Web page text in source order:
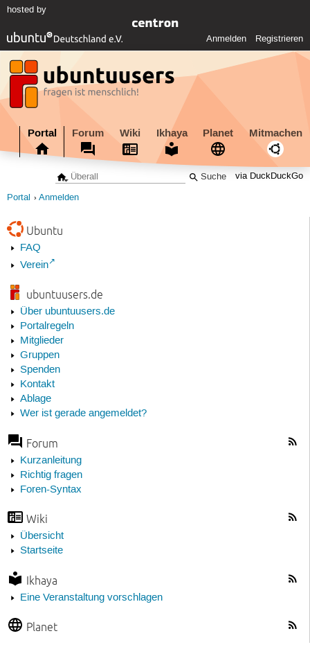
hosted by
Anmelden Registrieren
Portal Forum Wiki Ikhaya Planet Mitmachen
via DuckDuckGo
Portal Anmelden
Ubuntu
FAQ
Verein
ubuntuusers.de
Über ubuntuusers.de
Portalregeln
Mitglieder
Gruppen
Spenden
Kontakt
Ablage
Wer ist gerade angemeldet?
Forum
Kurzanleitung
Richtig fragen
Foren-Syntax
Wiki
Übersicht
Startseite
Ikhaya
Eine Veranstaltung vorschlagen
Planet